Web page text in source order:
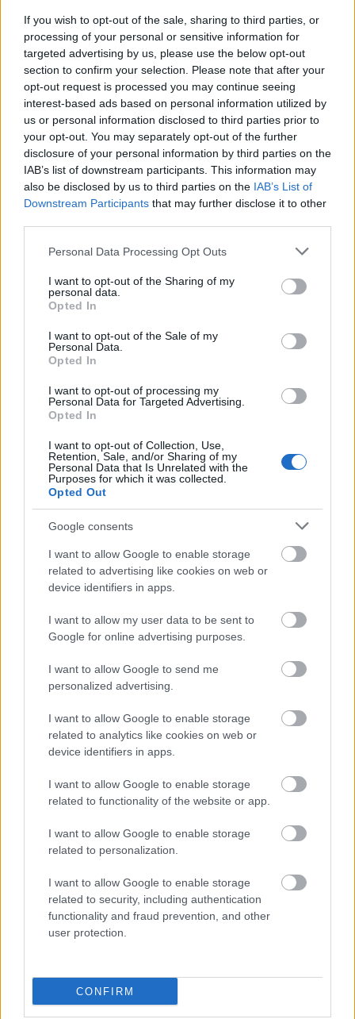
If you wish to opt-out of the sale, sharing to third parties, or
processing of your personal or sensitive information for
targeted advertising by us, please use the below opt-out
section to confirm your selection. Please note that after your
opt-out request is processed you may continue seeing
interest-based ads based on personal information utilized by
us or personal information disclosed to third parties prior to
your opt-out. You may separately opt-out of the further
disclosure of your personal information by third parties on the
IAB’s list of downstream participants. This information may
also be disclosed by us to third parties on the IAB’s List of
Downstream Participants that may further disclose it to other
Please note that this website/app uses one or more Google
not limited to your visit or usage behaviour. You may click to
grant or deny consent to Google and its third-party tags to
use your data for below specified purposes in below Google
consent section.
Personal Data Processing Opt Outs
I want to opt-out of the Sharing of my
personal data.
Opted In
I want to opt-out of the Sale of my
Personal Data.
Opted In
I want to opt-out of processing my
Personal Data for Targeted Advertising.
Opted In
I want to opt-out of Collection, Use,
Retention, Sale, and/or Sharing of my
Personal Data that Is Unrelated with the
Purposes for which it was collected.
Opted Out
Google consents
I want to allow Google to enable storage
related to advertising like cookies on web or
device identifiers in apps.
I want to allow my user data to be sent to
Google for online advertising purposes.
I want to allow Google to send me
personalized advertising.
I want to allow Google to enable storage
related to analytics like cookies on web or
device identifiers in apps.
I want to allow Google to enable storage
related to functionality of the website or app.
I want to allow Google to enable storage
related to personalization.
I want to allow Google to enable storage
related to security, including authentication
functionality and fraud prevention, and other
user protection.
CONFIRM
a közönség egy rétege élénken érdeklődik ezek iránt.
Emellett a társulat fejlődése szempontjából is
fontos, hogy olyan darabokat is műsorra tűzzünk,
amelyekkel megismerhetik a 21. század legújabb
színházi kihívásait.
A közönség becsalogatására - és nem mellékesen a
Megye, valamint a Város támogató kedvének
ösztönzésére - Cseke Péter több új kezdeményezéssel
készül. Ilyen lesz a Magyar Dráma Napján,
szeptember 21-én kezdődő évadnyitó hét, amely
többek közt színházbejárásra, jelmez-árverésre,
ad majd koncertet. Szeptember 21-e az Üzemszínház
Stúdiószínházra keresztelik át, tisztelgésként a
teátrum egykori művészeti vezetője előtt.
Az első felolvasószínházi előadás a Ruszt József
Stúdiószínházban Visky András darabja, a
Megöltem az anyámat lesz szeptember 21-én, Cseke
Péter rendezésében. Majd a Kamarában
Schimmelpfennig: Az állatok birodalma következik,
ezt a korábbi igazgató, Bodolay Géza állítja
színpadra. A Nagyszínház első premierjére, október
3-ára egy kuriózummal készülnek. Jókai Mór: A
kecskeméti vonatkozású művét mutatják be - ennek
olvasópróbái már megkezdődtek, rendezője,
kerül a Hajmeresztő az igazgató rendezésében,
Garcia Lorca háza c. mozgásszínház, Barta Dóra
koreográfiája. A Padlás (a megasztáros Puskás
Petivel és a társulatos Simon Boglárkával). Hello,
Dolly (Kállai Borival, Oszter Sándorral és Oszter
Alexandrával) rendezője, Sorin Militaru,
Konstanzából. Pétervári történetek Gogoltól,
rendezője Vlad Troickij, Ukrajnából. A Játék a
kastélyban, az Eszter hagyatéka Máraitól, az
Ágacska, a Holdvilág és utasa, színpadi változat
Szerb Antal regényéből, rendezője, Réczei Tamás. A
színpadra, valamint az Amadeus, Bagó Bertalan
színrevitelében.
Az első társulati ülésen elhangzott, hogy három
Nóra, mindannyian Marton László végzős
osztályából.